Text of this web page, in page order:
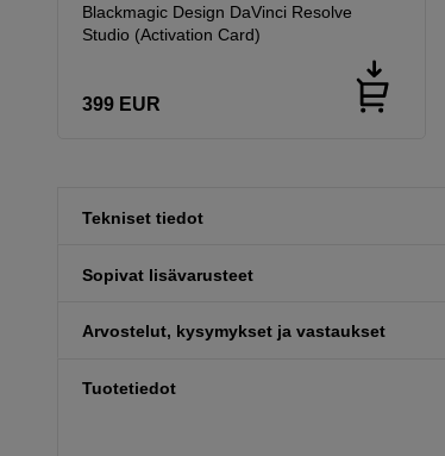
Blackmagic Design DaVinci Resolve
Studio (Activation Card)
399 EUR
Tekniset tiedot
Sopivat lisävarusteet
Arvostelut, kysymykset ja vastaukset
Tuotetiedot